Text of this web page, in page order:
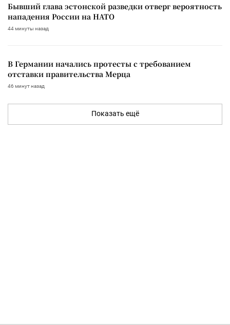
Бывший глава эстонской разведки отверг вероятность
нападения России на НАТО
44 минуты назад
В Германии начались протесты с требованием
отставки правительства Мерца
46 минут назад
Показать ещё